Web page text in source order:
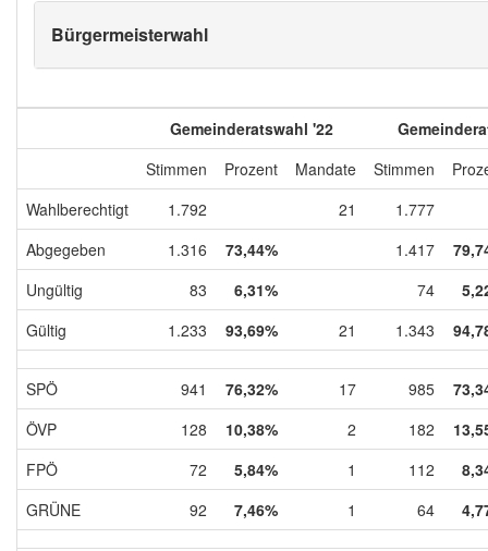
Bürgermeisterwahl
Gemeinderatswahl '22
Stimmen
Prozent Mandate Stimmen
Wahlberechtigt
1.792 21
1.777
Abgegeben
1.316 73,44% 1.417
Ungültig
83 6,31% 74
Gültig
1.233 93,69% 21 1.343
SPÖ 941 76,32% 17 985
ÖVP
128 10,38% 2 182
FPÖ
72 5,84% 1 112
GRÜNE
92 7,46% 1 64